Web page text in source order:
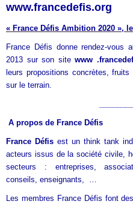
www.francedefis.org
« France Défis Ambition 2020 »,
France Défis donne rendez-vous
2013 sur son site www
leurs propositions concrètes,
sur le terrain.
A propos de France Défis
France Défis est un think tank
acteurs issus de la société civile,
secteurs : entreprises,
conseils, enseignants
Les membres France Défis font